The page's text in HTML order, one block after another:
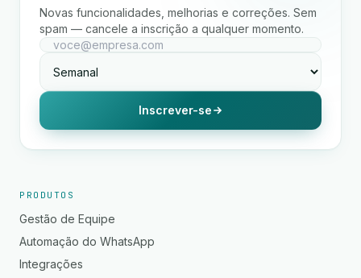
Novas funcionalidades, melhorias e correções. Sem
spam — cancele a inscrição a qualquer momento.
Inscrever-se
PRODUTOS
Gestão de Equipe
Automação do WhatsApp
Integrações